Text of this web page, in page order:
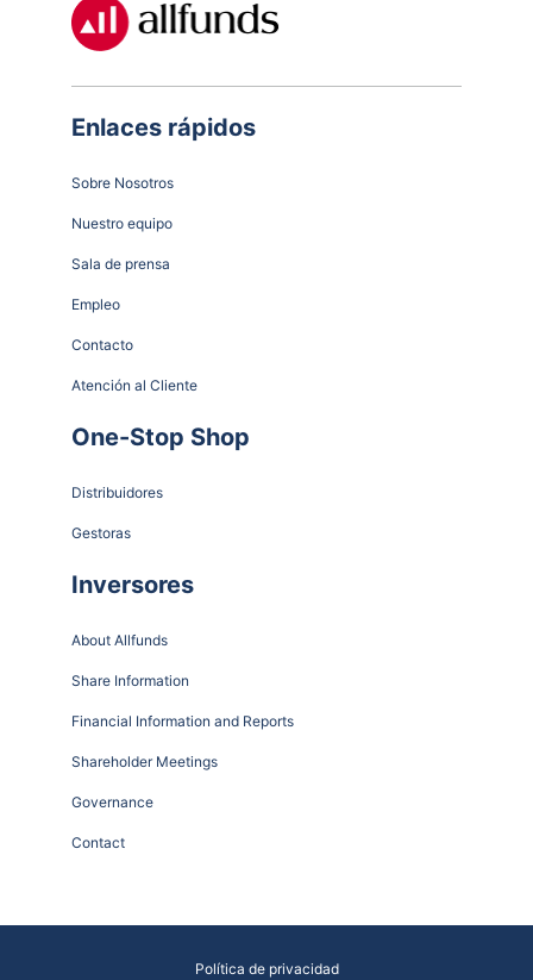
Enlaces rápidos
Sobre Nosotros
Nuestro equipo
Sala de prensa
Empleo
Contacto
Atención al Cliente
One-Stop Shop
Distribuidores
Gestoras
Inversores
About Allfunds
Share Information
Financial Information and Reports
Shareholder Meetings
Governance
Contact
Política de privacidad